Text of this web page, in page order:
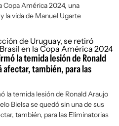
Copa América 2024, una
la vida de Manuel Ugarte
la temida lesión de Ronald
afectar, también, para las
la temida lesión de Ronald Araujo
Bielsa se quedó sin una de sus
también, para las Eliminatorias